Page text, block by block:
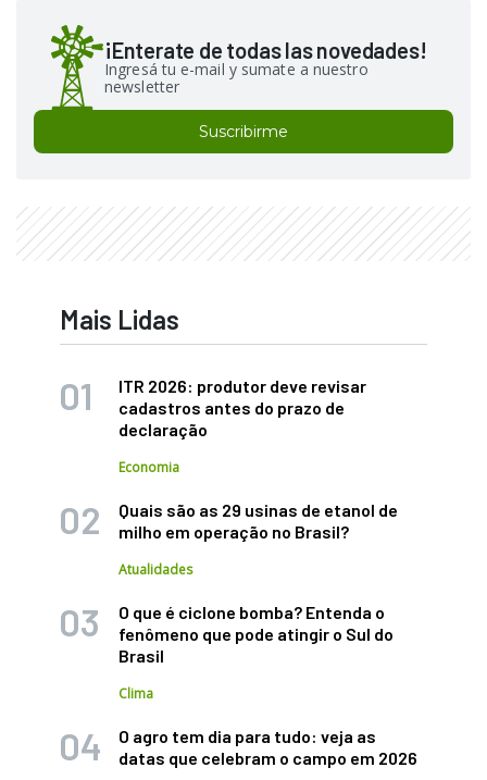
¡Enterate de todas las novedades!
Ingresá tu e-mail y sumate a nuestro
newsletter
Suscribirme
Mais Lidas
ITR 2026: produtor deve revisar
cadastros antes do prazo de
declaração
Economia
Quais são as 29 usinas de etanol de
milho em operação no Brasil?
Atualidades
O que é ciclone bomba? Entenda o
fenômeno que pode atingir o Sul do
Brasil
Clima
O agro tem dia para tudo: veja as
datas que celebram o campo em 2026